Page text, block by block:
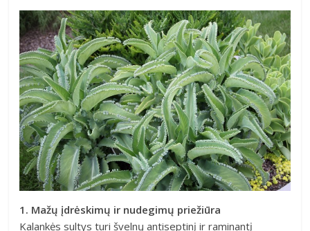
1. Mažų įdrėskimų ir nudegimų priežiūra
Kalankės sultys turi švelnų antiseptinį ir raminantį